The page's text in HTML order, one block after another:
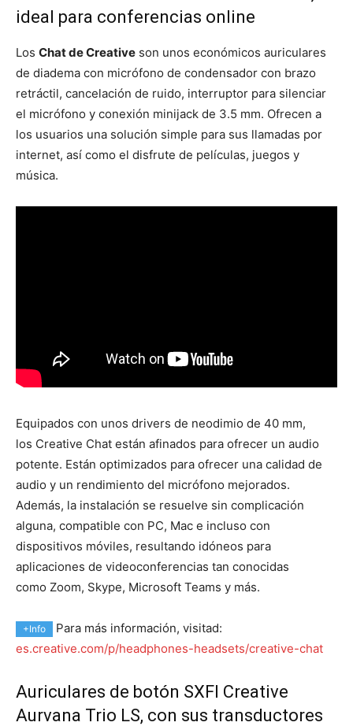
ideal para conferencias online
Los Chat de Creative son unos económicos auriculares
de diadema con micrófono de condensador con brazo
retráctil, cancelación de ruido, interruptor para silenciar
el micrófono y conexión minijack de 3.5 mm. Ofrecen a
los usuarios una solución simple para sus llamadas por
internet, así como el disfrute de películas, juegos y
música.
Equipados con unos drivers de neodimio de 40 mm,
los Creative Chat están afinados para ofrecer un audio
potente. Están optimizados para ofrecer una calidad de
audio y un rendimiento del micrófono mejorados.
Además, la instalación se resuelve sin complicación
alguna, compatible con PC, Mac e incluso con
dispositivos móviles, resultando idóneos para
aplicaciones de videoconferencias tan conocidas
como Zoom, Skype, Microsoft Teams y más.
+Info
Para más información, visitad:
es.creative.com/p/headphones-headsets/creative-chat
Auriculares de botón SXFI Creative
Aurvana Trio LS, con sus transductores